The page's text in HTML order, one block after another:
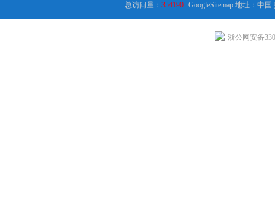
总访问量：354190 GoogleSitemap地址：中国
浙公网安备